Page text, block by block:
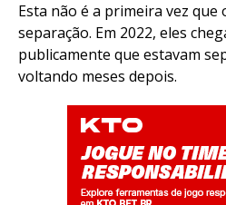
Esta não é a primeira vez que
separação. Em 2022, eles
publicamente que estavam
voltando meses depois.